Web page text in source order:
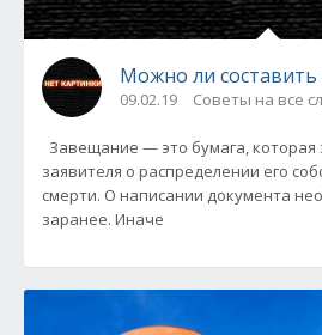
Можно ли составить
09.02.19 Советы на все
Завещание — это бумага, которая
заявителя о распределении его
смерти. О написании документа
заранее. Иначе